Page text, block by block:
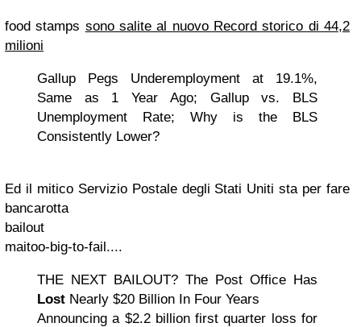
food stamps sono salite al nuovo Record storico di 44,2
milioni
Gallup Pegs Underemployment at 19.1%,
Same as 1 Year Ago; Gallup vs. BLS
Unemployment Rate; Why is the BLS
Consistently Lower?
Ed il mitico Servizio Postale degli Stati Uniti sta per fare
bancarotta
bailout
maitoo-big-to-fail....
THE NEXT BAILOUT? The Post Office Has
Lost Nearly $20 Billion In Four Years
Announcing a $2.2 billion first quarter loss for